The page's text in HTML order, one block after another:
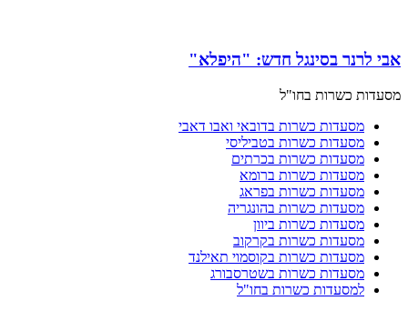
אבי לרנר בסינגל חדש: "היפלא"
מסעדות כשרות בחו"ל
מסעדות כשרות בדובאי ואבו דאבי
מסעדות כשרות בטביליסי
מסעדות כשרות בכרתים
מסעדות כשרות ברומא
מסעדות כשרות בפראג
מסעדות כשרות בהונגריה
מסעדות כשרות ביוון
מסעדות כשרות בקרקוב
מסעדות כשרות בקוסמוי תאילנד
מסעדות כשרות בשטרסבורג
למסעדות כשרות בחו"ל